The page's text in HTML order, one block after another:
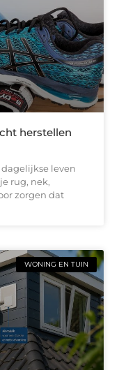
herstellen
leven
rug, nek,
zorgen dat
WONING EN TUIN